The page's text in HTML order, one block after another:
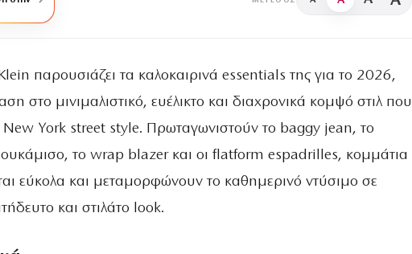
παρουσιάζει τα καλοκαιρινά essentials της για το 2026,
στο μινιμαλιστικό, ευέλικτο και διαχρονικά κομψό στιλ που
New York street style. Πρωταγωνιστούν το baggy jean, το
το wrap blazer και οι flatform espadrilles, κομμάτια
εύκολα και μεταμορφώνουν το καθημερινό ντύσιμο σε
και στιλάτο look.